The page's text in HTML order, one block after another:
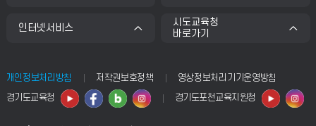
인터넷서비스
시도교육청
바로가기
개인정보처리방침 저작권보호정책
영상정보처리기기운영방침
경기도교육청
경기도포천교육지원청